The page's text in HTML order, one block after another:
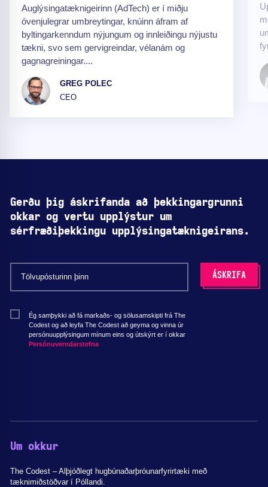
Auglýsingatæknigeirinn (AdTech) er í miðju
óvenjulegrar umbreytingar, knúinn áfram af
byltingarkenndum nýjungum og innleiðingu nýjustu
tækni, svo sem gervigreindar, vélanám og
gagnagreiningar....
GREG POLEC
CEO
Gerðu þig áskrifanda að þekkingargrunni
okkar og vertu upplýstur um
sérfræðiþekkingu upplýsingatæknigeirans.
Ég samþykki að fá markaðs- og sölusamskipti frá The
Codest og að leyfa The Codest að geyma og vinna úr
persónuupplýsingum mínum eins og útskýrt er í okkar
Persónuverndarstefna
Um okkur
The Codest – Alþjóðlegt hugbúnaðarþróunarfyrirtæki með
tæknimiðstöðvar í Póllandi.